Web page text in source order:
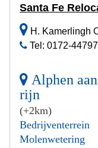
Santa Fe
H. Kamerlingh
Tel: 0172-
Alphen
rijn
(+2km)
Bedrijventerrein
Molenwetering